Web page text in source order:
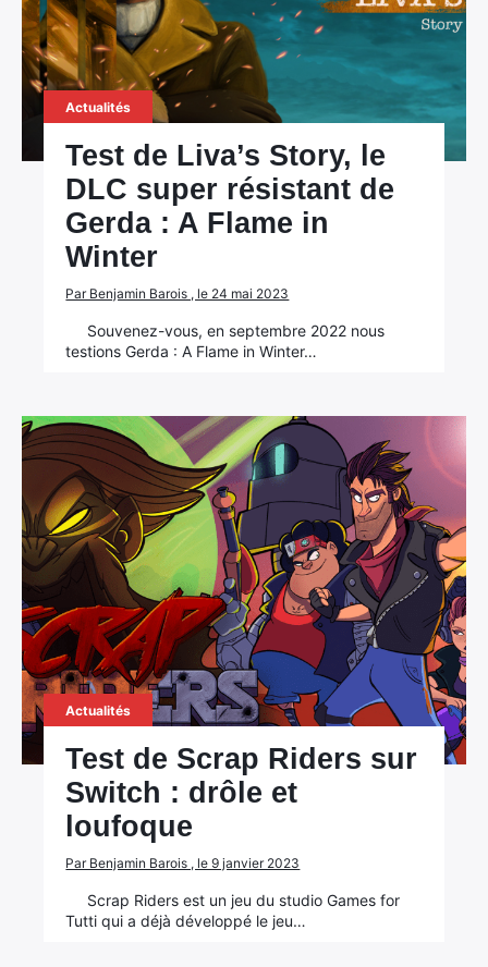
Actualités
Test de Liva’s Story, le
DLC super résistant de
Gerda : A Flame in
Winter
Par Benjamin Barois , le 24 mai 2023
Souvenez-vous, en septembre 2022 nous
testions Gerda : A Flame in Winter…
Actualités
Test de Scrap Riders sur
Switch : drôle et
loufoque
Par Benjamin Barois , le 9 janvier 2023
Scrap Riders est un jeu du studio Games for
Tutti qui a déjà développé le jeu…